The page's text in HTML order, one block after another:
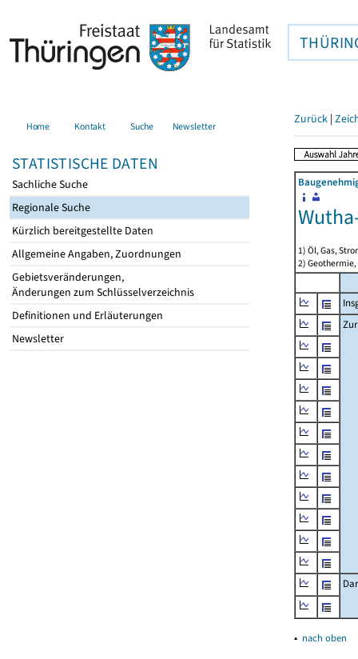
Home Kontakt Suche Newsletter
STATISTISCHE DATEN
Sachliche Suche
Regionale Suche
Kürzlich bereitgestellte Daten
Allgemeine Angaben, Zuordnungen
Gebietsveränderungen,
Änderungen zum Schlüsselverzeichnis
Definitionen und Erläuterungen
Newsletter
Zurück |
1) Öl, Gas,
2)
▴ nach oben